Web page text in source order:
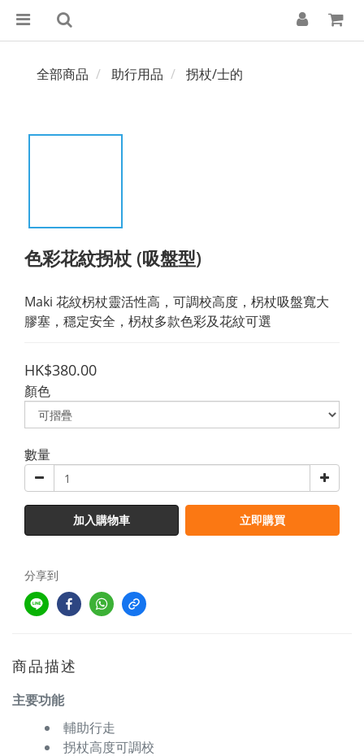
全部商品 助行用品 拐杖/士的
色彩花紋拐杖 (吸盤型)
Maki 花紋柺杖靈活性高，可調校高度，柺杖吸盤寬大
膠塞，穩定安全，柺杖多款色彩及花紋可選
HK$380.00
顏色
數量
加入購物車 立即購買
分享到
商品描述
主要功能
輔助行走
拐杖高度可調校